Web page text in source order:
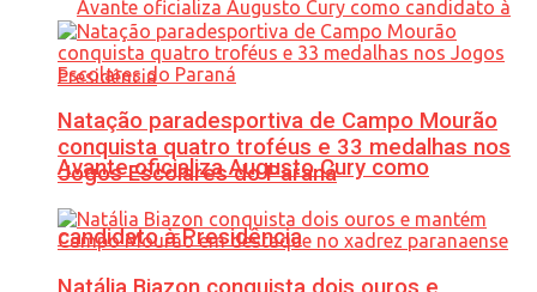
Avante oficializa Augusto Cury como
candidato à Presidência
Natação paradesportiva de Campo Mourão
conquista quatro troféus e 33 medalhas nos
Jogos Escolares do Paraná